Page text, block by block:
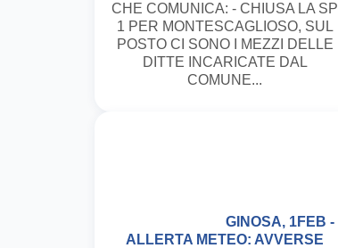
CHE COMUNICA: - CHIUSA LA SP
1 PER MONTESCAGLIOSO, SUL
POSTO CI SONO I MEZZI DELLE
DITTE INCARICATE DAL
COMUNE...
GINOSA, 1FEB -
ALLERTA METEO: AVVERSE